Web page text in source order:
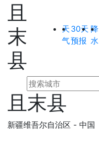
且
末
县
天
气
30天
预报
降
水
且末县
新疆维吾尔自治区 - 中国